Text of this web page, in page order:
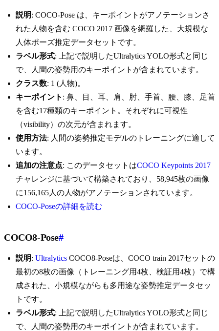
説明: COCO-Pose は、キーポイントがアノテーションさ
れた人物を含む COCO 2017 画像を網羅した、大規模な
人体ポーズ推定データセットです。
ラベル形式: 上記で説明したUltralytics YOLO形式と同じ
で、人間の姿勢用のキーポイントが含まれています。
クラス数: 1 (人物)。
キーポイント : 鼻、目、耳、肩、肘、手首、腰、膝、足首
を含む17種類のキーポイント。それぞれに可視性
（visibility）の次元が含まれます。
使用方法: 人間の姿勢推定モデルのトレーニングに適して
います。
追加の注意点: このデータセットはCOCO Keypoints 2017
チャレンジに基づいて構築されており、58,945枚の画像
に156,165人の人物がアノテーションされています。
COCO-Poseの詳細を読む
COCO8-Pose#
説明: Ultralytics COCO8-Poseは、COCO train 2017セットの
最初の8枚の画像（トレーニング用4枚、検証用4枚）で構
成された、小規模ながらも多用途な姿勢推定データセッ
トです。
ラベル形式: 上記で説明したUltralytics YOLO形式と同じ
で、人間の姿勢用のキーポイントが含まれています。